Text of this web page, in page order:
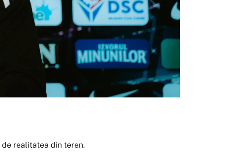
realitatea din teren.